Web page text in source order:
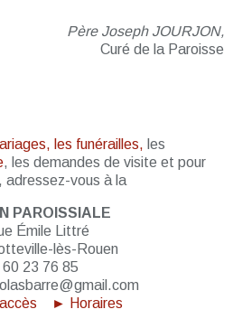
Père Joseph JOURJON,
Curé de la Paroisse
les funérailles, les
, les demandes de visite et pour
adressez-vous à la
PAROISSIALE
Émile Littré
lès-Rouen
23 76 85
► Horaires